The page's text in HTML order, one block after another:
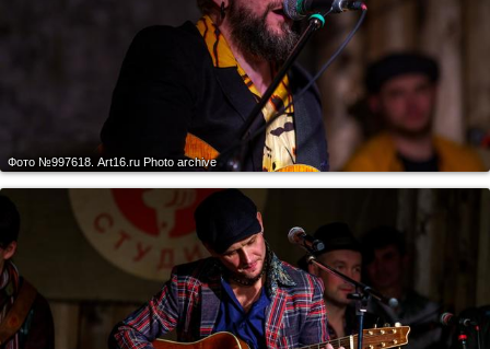
Фото №997618. Art16.ru Photo archive